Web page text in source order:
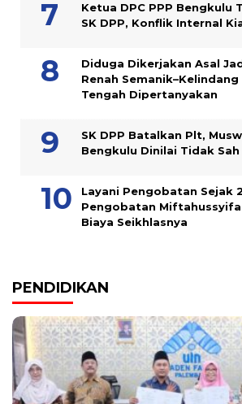
Ketua DPC PPP Bengkulu
SK DPP, Konflik Internal
Diduga Dikerjakan Asal
Renah
Tengah Dipertanyakan
SK DPP Batalkan Plt,
Bengkulu Dinilai Tidak Sah
Layani Pengobatan Sejak
Pengobatan Miftahussyifa
Biaya Seikhlasnya
PENDIDIKAN